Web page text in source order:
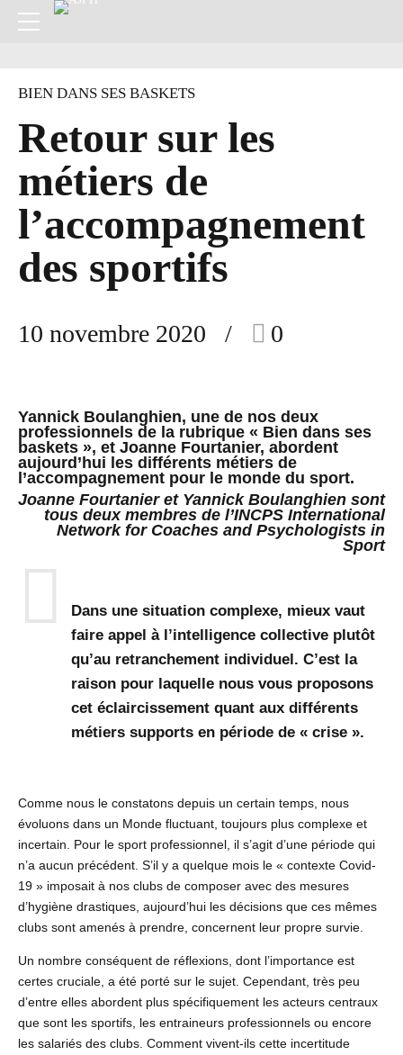
DE HANDBALL
BIEN DANS SES BASKETS
Retour sur les
métiers de
l’accompagnement
des sportifs
10 novembre 2020 0
Yannick Boulanghien, une de nos deux
professionnels de la rubrique « Bien dans ses
baskets », et Joanne Fourtanier, abordent
aujourd’hui les différents métiers de
l’accompagnement pour le monde du sport.
Joanne Fourtanier et Yannick Boulanghien sont
tous deux membres de l’INCPS International
Network for Coaches and Psychologists in
Sport
Dans une situation complexe, mieux vaut
faire appel à l’intelligence collective plutôt
qu’au retranchement individuel. C’est la
raison pour laquelle nous vous proposons
cet éclaircissement quant aux différents
métiers supports en période de « crise ».
Comme nous le constatons depuis un certain temps, nous
évoluons dans un Monde fluctuant, toujours plus complexe et
incertain. Pour le sport professionnel, il s’agit d’une période qui
n’a aucun précédent. S’il y a quelque mois le « contexte Covid-
19 » imposait à nos clubs de composer avec des mesures
d’hygiène drastiques, aujourd’hui les décisions que ces mêmes
clubs sont amenés à prendre, concernent leur propre survie.
Un nombre conséquent de réflexions, dont l’importance est
certes cruciale, a été porté sur le sujet. Cependant, très peu
d’entre elles abordent plus spécifiquement les acteurs centraux
que sont les sportifs, les entraineurs professionnels ou encore
les salariés des clubs. Comment vivent-ils cette incertitude